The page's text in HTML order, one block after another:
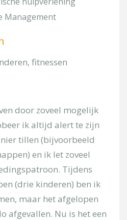
Management
fitnessen
door zoveel mogelijk
ik altijd alert te zijn
tillen (bijvoorbeeld
en ik let zoveel
Tijdens
(drie kinderen) ben ik
maar het afgelopen
afgevallen. Nu is het een